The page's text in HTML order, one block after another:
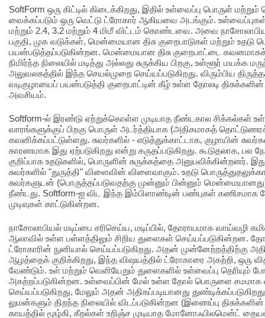
SoftForm ஒரு கிட்டில் கிடைக்கிறது, இதில் உள்வைப்பு பொருள் மற்றும்
வைக்கப்படும் ஒரு வெட்டு ட்ரோகார் ஆகியவை அடங்கும்.
மற்றும் 2.4, 3.2 மற்றும் 4 மிமீ விட்டம் கொண்டவை. அவை
பகுதி, முக வடுக்கள், மென்மையான திசு குறைபாடுகள் மற்றும் உதடு
பயன்படுத்தப்படுகின்றன. மென்மையான திசு குறைபாட்டை கவனமாகக்
நிமிர்ந்த நிலையில் மடித்து அல்லது சுருக்கிய பிறகு, உள்ளூர் மயக்க
அலுவலகத்தில் இந்த செயல்முறை செய்யப்படுகிறது. விரும்பிய
வடிகுழாயைப் பயன்படுத்தி குறைபாட்டின் கீழ் உள்ள தோலடி
அவசியம்.
Softform-ல் இரண்டு ஏற்றுக்கொள்ள முடியாத நீண்டகால சிக்கல்கள்
வாரங்களுக்குப் பிறகு பொருள் அடர்த்தியாக (அதிகமாகத்
கவனிக்கப்பட்டுள்ளது. சுவர்களில் - எடுத்துக்காட்டாக, குழாயின்
காரணமாக இது ஏற்படுகிறது என்று கருதப்படுகிறது. கூடுதலாக,
குறிப்பாக உதடுகளில், பொருளின் சுருக்கத்தை அனுபவிக்கின்றனர்.
சுவர்களில் "துருத்தி" விளைவின் விளைவாகும். உதடு
சுவர்களுடன் (பொருத்தப்படுவதற்கு முன்னும் பின்னும் மென்மையானது)
நீண்டது. Softform-ஐ விட இந்த இம்பிளாண்டின் பண்புகள் கணிசமாக
முடிவுகள் காட்டுகின்றன.
நாசோலாபியல் மடிப்பை சரிசெய்ய, மடிப்பில், தோராயமாக வாய்வழி
ஆலாவில் உள்ள பள்ளத்திலும் சிறிய துளைகள் செய்யப்படுகின்றன.
ட்ரோகாரின் நுனியால் செய்யப்படுகிறது. அதன் முன்னேற்றத்திற்கு
ஆழத்தைக் குறிக்கிறது, இந்த விஷயத்தில் ட்ரோகாரை அகற்றி, ஒரு
வேண்டும். உள் மற்றும் வெளியேறும் துளைகளில் உள்வைப்பு தெரியும்
அகற்றப்படுகின்றன. உள்வைப்பின் மேல் உள்ள தோல் பொருளை சமமாக
செய்யப்படுகிறது, மேலும் அதன் அதிகப்படியானது
லுமன்களும் திறந்த நிலையில் விடப்படுகின்றன (இணைப்பு
காயத்தில் மூழ்கி, கீறல்கள் உறிஞ்ச முடியாத மோனோஃபிலமென்ட்